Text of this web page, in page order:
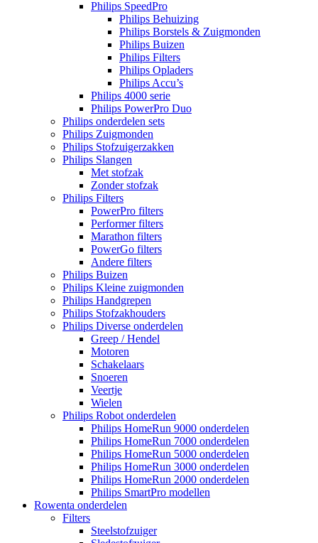
Philips SpeedPro
Philips Behuizing
Philips Borstels & Zuigmonden
Philips Buizen
Philips Filters
Philips Opladers
Philips Accu’s
Philips 4000 serie
Philips PowerPro Duo
Philips onderdelen sets
Philips Zuigmonden
Philips Stofzuigerzakken
Philips Slangen
Met stofzak
Zonder stofzak
Philips Filters
PowerPro filters
Performer filters
Marathon filters
PowerGo filters
Andere filters
Philips Buizen
Philips Kleine zuigmonden
Philips Handgrepen
Philips Stofzakhouders
Philips Diverse onderdelen
Greep / Hendel
Motoren
Schakelaars
Snoeren
Veertje
Wielen
Philips Robot onderdelen
Philips HomeRun 9000 onderdelen
Philips HomeRun 7000 onderdelen
Philips HomeRun 5000 onderdelen
Philips HomeRun 3000 onderdelen
Philips HomeRun 2000 onderdelen
Philips SmartPro modellen
Rowenta onderdelen
Filters
Steelstofzuiger